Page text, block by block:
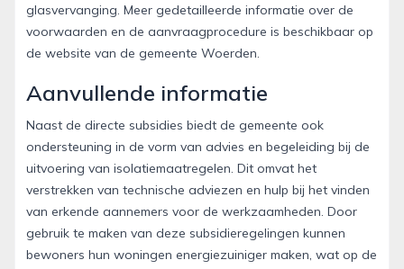
glasvervanging. Meer gedetailleerde informatie over de
voorwaarden en de aanvraagprocedure is beschikbaar op
de website van de gemeente Woerden.
Aanvullende informatie
Naast de directe subsidies biedt de gemeente ook
ondersteuning in de vorm van advies en begeleiding bij de
uitvoering van isolatiemaatregelen. Dit omvat het
verstrekken van technische adviezen en hulp bij het vinden
van erkende aannemers voor de werkzaamheden. Door
gebruik te maken van deze subsidieregelingen kunnen
bewoners hun woningen energiezuiniger maken, wat op de